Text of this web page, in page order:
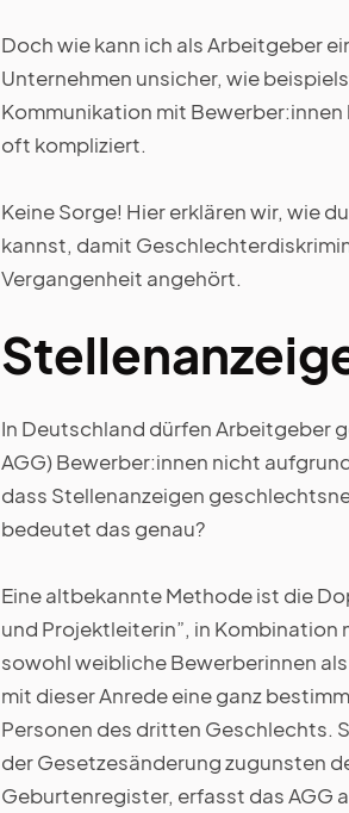
Doch wie kann ich als Arbeitgeber
Unternehmen unsicher, wie
Kommunikation mit
oft kompliziert.
Keine Sorge! Hier erklären wir, wie
kannst, damit
Vergangenheit angehört.
In Deutschland dürfen Arbeitgeber
AGG) Bewerber:innen nicht
dass Stellenanzeigen
bedeutet das genau?
Eine altbekannte Methode ist die
und Projektleiterin”, in Kombination
sowohl weibliche Bewerberinnen
mit dieser Anrede eine ganz
Personen des dritten Geschlechts.
der Gesetzesänderung zugunsten
Geburtenregister, erfasst das AGG